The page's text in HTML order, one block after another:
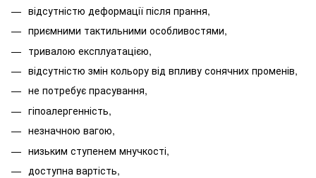
відсутністю деформації після прання,
приємними тактильними особливостями,
тривалою експлуатацією,
відсутністю змін кольору від впливу сонячних променів,
не потребує прасування,
гіпоалергенність,
незначною вагою,
низьким ступенем мнучкості,
доступна вартість,